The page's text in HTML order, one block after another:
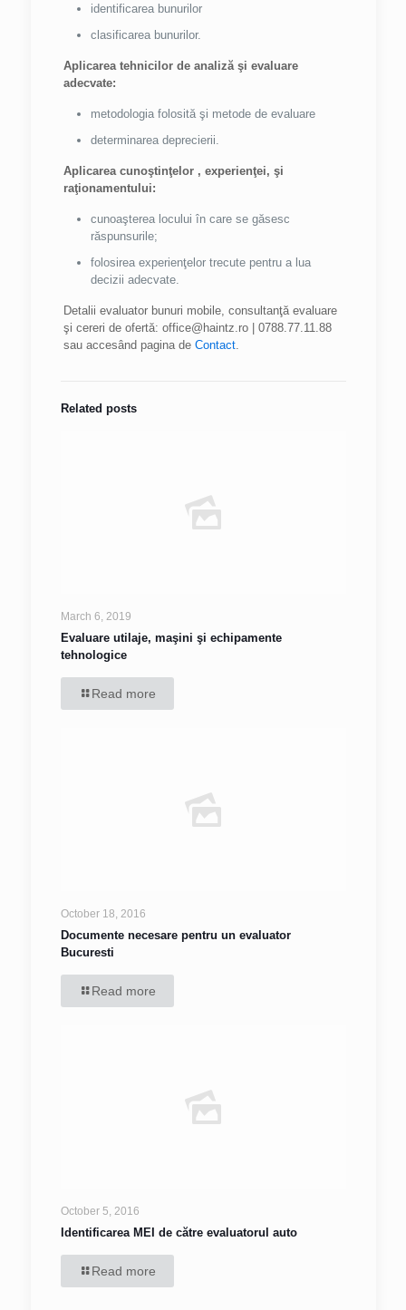
identificarea bunurilor
clasificarea bunurilor.
Aplicarea tehnicilor de analiză şi evaluare
adecvate:
metodologia folosită şi metode de evaluare
determinarea deprecierii.
Aplicarea cunoştinţelor , experienţei, şi
raţionamentului:
cunoaşterea locului în care se găsesc
răspunsurile;
folosirea experienţelor trecute pentru a lua
decizii adecvate.
Detalii evaluator bunuri mobile, consultanţă evaluare
şi cereri de ofertă: office@haintz.ro | 0788.77.11.88
sau accesând pagina de Contact.
Related posts
March 6, 2019
Evaluare utilaje, maşini şi echipamente
tehnologice
Read more
October 18, 2016
Documente necesare pentru un evaluator
Bucuresti
Read more
October 5, 2016
Identificarea MEI de către evaluatorul auto
Read more